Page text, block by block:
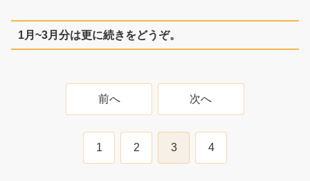
1月~3月分は更に続きをどうぞ。
前へ 次へ
1 2 3 4